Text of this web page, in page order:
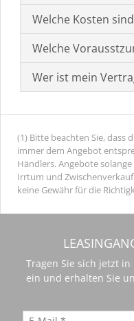
Welche Kosten
Welche
Wer ist mein
(1) Bitte beachten Sie, dass
immer dem Angebot
Händlers. Angebote
Irrtum und
keine Gewähr für die
Tragen Sie sich jetzt
ein und erhalten Sie